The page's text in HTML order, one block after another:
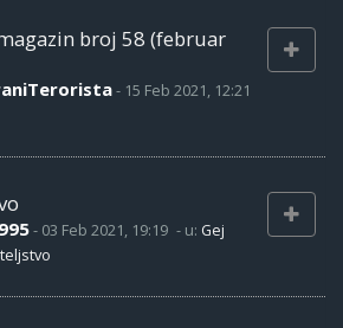
broj 58 (februar
- 15 Feb 2021, 12:21
- 03 Feb 2021, 19:19 - u: Gej